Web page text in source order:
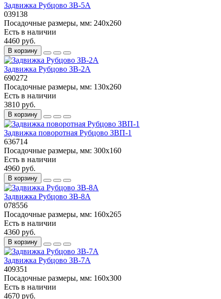
Задвижка Рубцово ЗВ-5А
039138
Посадочные размеры, мм: 240x260
Есть в наличии
4460 руб.
В корзину
Задвижка Рубцово ЗВ-2А
690272
Посадочные размеры, мм: 130x260
Есть в наличии
3810 руб.
В корзину
Задвижка поворотная Рубцово ЗВП-1
636714
Посадочные размеры, мм: 300x160
Есть в наличии
4960 руб.
В корзину
Задвижка Рубцово ЗВ-8А
078556
Посадочные размеры, мм: 160х265
Есть в наличии
4360 руб.
В корзину
Задвижка Рубцово ЗВ-7А
409351
Посадочные размеры, мм: 160х300
Есть в наличии
4670 руб.